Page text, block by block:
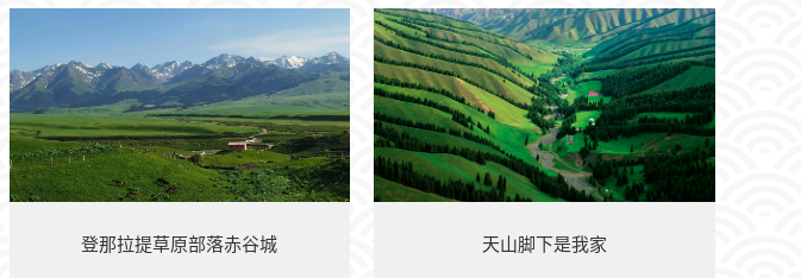
登那拉提草原部落赤谷城 天山脚下是我家